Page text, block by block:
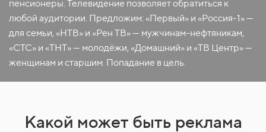
пенсионеры. Телевидение позволяет обратиться к
любой аудитории. Предложим: «Первый» и «Россия-1» —
для семьи, «НТВ» и «Рен ТВ» — мужчинам-нефтяникам,
«СТС» и «ТНТ» — молодёжи, «Домашний» и «ТВ Центр» —
женщинам и старшим. Попадание в цель.
Какой может быть реклама